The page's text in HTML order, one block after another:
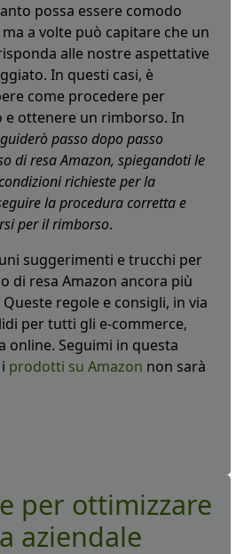
possa essere comodo
a volte può capitare che un
alle nostre aspettative
In questi casi, è
come procedere per
ottenere un rimborso. In
passo dopo passo
di resa Amazon, spiegandoti le
richieste per la
la procedura corretta e
per il rimborso.
suggerimenti e trucchi per
di resa Amazon ancora più
regole e consigli, in via
per tutti gli e-commerce,
online. Seguimi in questa
prodotti su Amazon non sarà
per ottimizzare
aziendale